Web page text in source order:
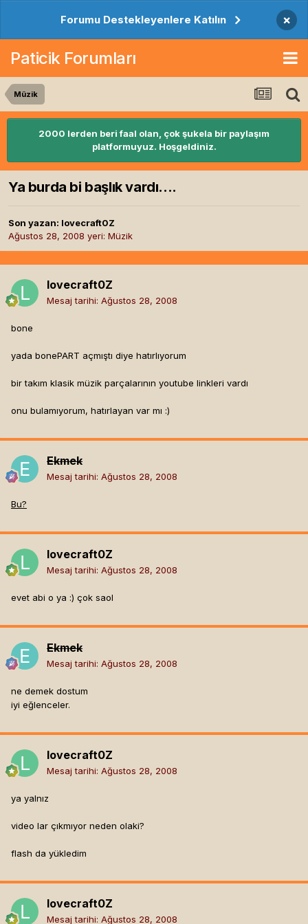
Forumu Destekleyenlere Katılın ×
Paticik Forumları
Müzik
2000 lerden beri faal olan, çok şukela bir paylaşım
platformuyuz. Hoşgeldiniz.
Ya burda bi başlık vardı....
Son yazan: lovecraft0Z
Ağustos 28, 2008 yeri: Müzik
lovecraft0Z
Mesaj tarihi: Ağustos 28, 2008
bone
yada bonePART açmıştı diye hatırlıyorum
bir takım klasik müzik parçalarının youtube linkleri vardı
onu bulamıyorum, hatırlayan var mı :)
Ekmek
Mesaj tarihi: Ağustos 28, 2008
Bu?
lovecraft0Z
Mesaj tarihi: Ağustos 28, 2008
evet abi o ya :) çok saol
Ekmek
Mesaj tarihi: Ağustos 28, 2008
ne demek dostum
iyi eğlenceler.
lovecraft0Z
Mesaj tarihi: Ağustos 28, 2008
ya yalnız
video lar çıkmıyor neden olaki?
flash da yükledim
lovecraft0Z
Mesaj tarihi: Ağustos 28, 2008